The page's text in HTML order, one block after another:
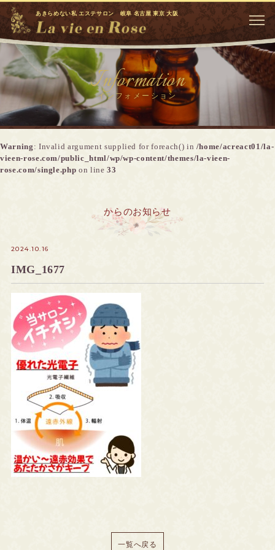
あきらめない私 エステサロン 岐阜 名古屋 東京 大阪
Information
インフォメーション
Warning : Invalid argument supplied for foreach() in /home/acreact01/la-
vieen-rose.com/public_html/wp/wp-content/themes/la-vieen-
rose.com/single.php on line33
からのお知らせ
2024.10.16
IMG_1677
一覧へ戻る